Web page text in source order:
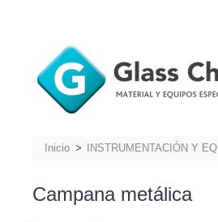
Inicio INSTRUMENTACIÓN Y
Campana metálica